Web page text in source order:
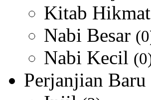
Kitab Hikmat
Nabi Besar
Nabi Kecil
Perjanjian Baru